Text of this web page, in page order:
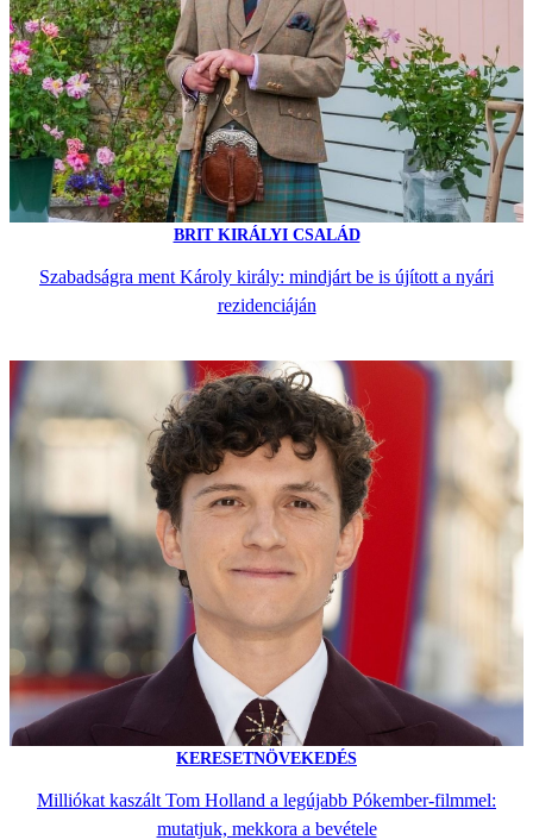
BRIT KIRÁLYI CSALÁD
Szabadságra ment Károly király: mindjárt be is újított a nyári
rezidenciáján
KERESETNÖVEKEDÉS
Milliókat kaszált Tom Holland a legújabb Pókember-filmmel:
mutatjuk, mekkora a bevétele